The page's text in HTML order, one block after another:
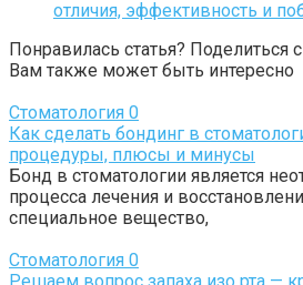
отличия, эффективность и
Понравилась статья? Поделиться
Вам также может быть интересно
Стоматология 0
Как сделать бондинг в
процедуры, плюсы и минусы
Бонд в стоматологии является
процесса лечения и
специальное вещество,
Стоматология 0